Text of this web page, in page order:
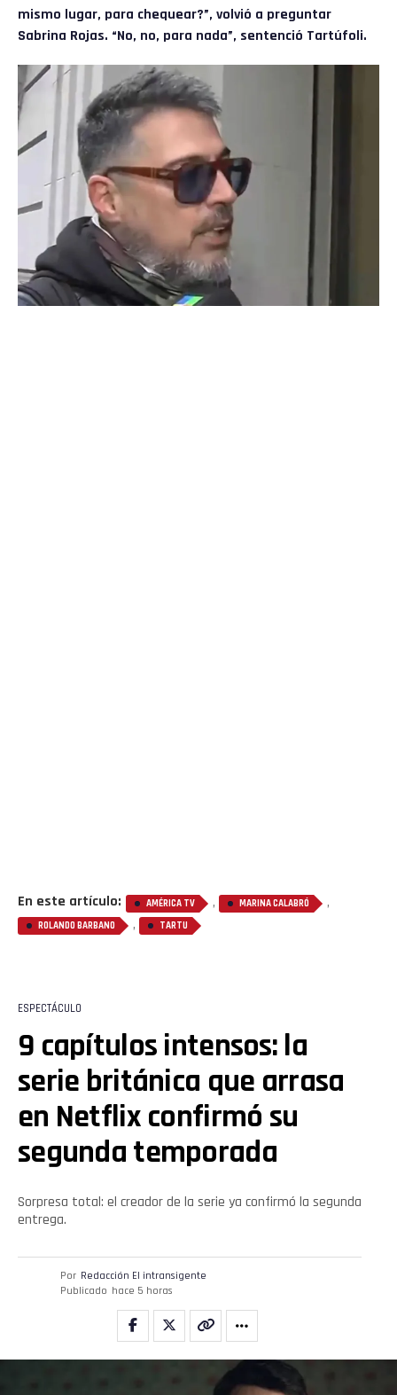
mismo lugar, para chequear?”, volvió a preguntar
Sabrina Rojas. “No, no, para nada”, sentenció Tartúfoli.
En este artículo: AMÉRICA TV , MARINA CALABRÓ ,
ROLANDO BARBANO , TARTU
ESPECTÁCULO
9 capítulos intensos: la
serie británica que arrasa
en Netflix confirmó su
segunda temporada
Sorpresa total: el creador de la serie ya confirmó la segunda
entrega.
Por Redacción El intransigente
Publicado hace 5 horas